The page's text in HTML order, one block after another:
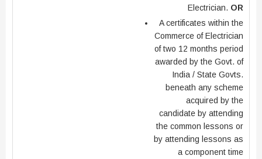
Electrician. OR
A certificates within the
Commerce of Electrician
of two 12 months period
awarded by the Govt. of
India / State Govts.
beneath any scheme
acquired by the
candidate by attending
the common lessons or
by attending lessons as
a component time